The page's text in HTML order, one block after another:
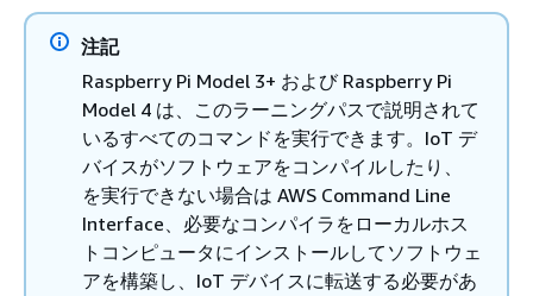
注記
Raspberry Pi Model 3+ および Raspberry Pi
Model 4 は、このラーニングパスで説明されて
いるすべてのコマンドを実行できます。IoT デ
バイスがソフトウェアをコンパイルしたり、
を実行できない場合は AWS Command Line
Interface、必要なコンパイラをローカルホス
トコンピュータにインストールしてソフトウェ
アを構築し、IoT デバイスに転送する必要があ